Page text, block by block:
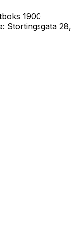
1900
Stortingsgata 28,